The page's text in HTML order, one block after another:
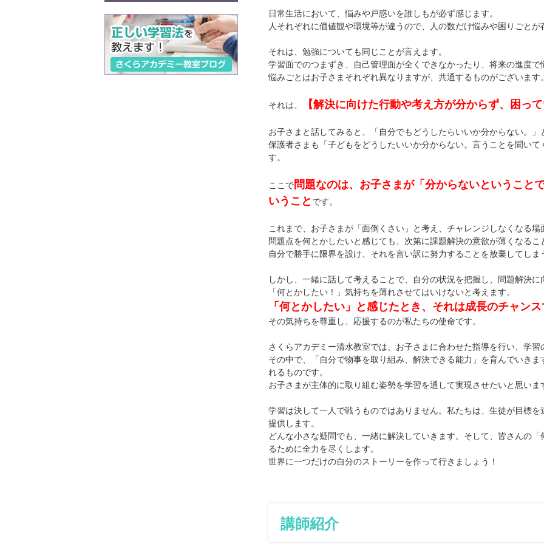
日常生活において、悩みや戸惑いを誰しもが必ず感じます。
人それぞれに価値観や環境等が違うので、人の数だけ悩みや困りごとが
それは、勉強についても同じことが言えます。
学習面でのつまずき、自己管理面が全くできなかったり、将来の進度で
悩みごとはお子さまそれぞれ異なりますが、共通するものがございます
それは、 【解決に向けた行動や考え方が分からず、困っ
お子さまと話してみると、「自分でもどうしたらいいか分からない。
保護者さまも「子どもをどうしたいいか分からない。言うことを聞い
す。
ここで問題なのは、お子さまが「分からないということ
いうこと です。
これまで、お子さまが「面倒くさい」と考え、チャレンジしなくなる
問題点を何とかしたいと感じても、次第に課題解決の意欲が薄くなる
自分で勝手に限界を設け、それを言い訳に努力することを放棄してし
しかし、一緒に話して考えることで、自分の状況を把握し、問題解決
「何とかしたい！」気持ちを薄れさせてはいけないと考えます。
「何とかしたい」と感じたとき、それは成長のチャン
その気持ちを尊重し、応援するのが私たちの使命です。
さくらアカデミー清水教室では、お子さまに合わせた指導を行い、学
その中で、「自分で物事を取り組み、解決できる能力」を育んでいき
れるものです。
お子さまが主体的に取り組む姿勢を学習を通して実現させたいと思いま
学習は決して一人で戦うものではありません。私たちは、生徒が目標
提供します。
どんな小さな疑問でも、一緒に解決していきます。そして、皆さんの
るために全力を尽くします。
世界に一つだけの自分のストーリーを作って行きましょう！
講師紹介